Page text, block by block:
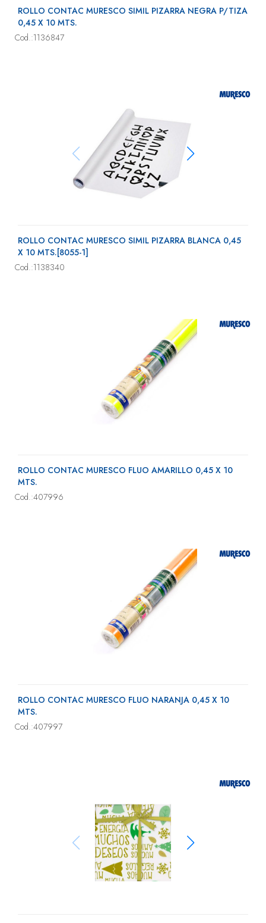
ROLLO CONTAC MURESCO SIMIL PIZARRA NEGRA P/TIZA
0,45 X 10 MTS.
Cod.:1136847
ROLLO CONTAC MURESCO SIMIL PIZARRA BLANCA 0,45
X 10 MTS.[8055-1]
Cod.:1138340
ROLLO CONTAC MURESCO FLUO AMARILLO 0,45 X 10
MTS.
Cod.:407996
ROLLO CONTAC MURESCO FLUO NARANJA 0,45 X 10
MTS.
Cod.:407997